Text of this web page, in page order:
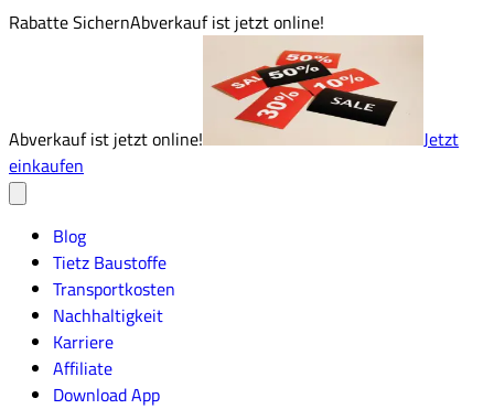
Rabatte SichernAbverkauf ist jetzt online!
Abverkauf ist jetzt online!
Jetzt
einkaufen
Blog
Tietz Baustoffe
Transportkosten
Nachhaltigkeit
Karriere
Affiliate
Download App